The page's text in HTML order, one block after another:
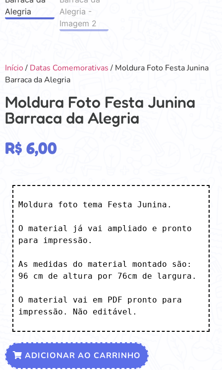
Início/ Datas Comemorativas / Moldura Foto Festa Junina
Barraca da Alegria
Moldura Foto Festa Junina
Barraca da Alegria
R$ 6,00
Moldura foto tema Festa Junina.
O material já vai ampliado e pronto
para impressão.
As medidas do material montado são:
96 cm de altura por 76cm de largura.
O material vai em PDF pronto para
impressão. Não editável.
ADICIONAR AO CARRINHO